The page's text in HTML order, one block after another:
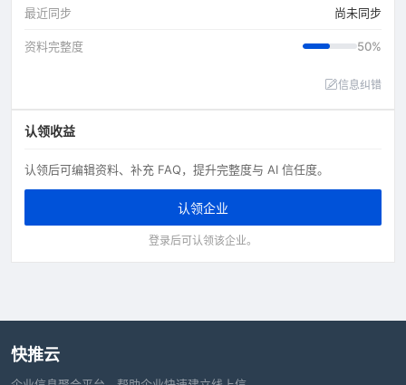
最近同步 尚未同步
资料完整度 50%
信息纠错
认领收益
认领后可编辑资料、补充 FAQ，提升完整度与 AI 信任度。
认领企业
登录后可认领该企业。
快推云